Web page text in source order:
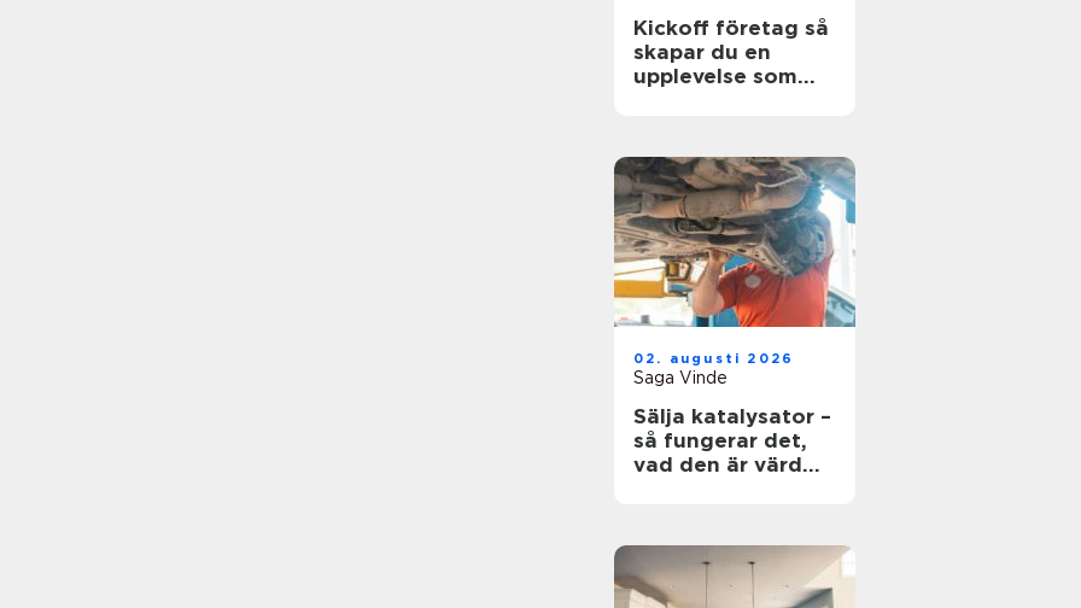
Kickoff företag så
skapar du en
upplevelse som
02. augusti 2026
Saga Vinde
Sälja katalysator –
så fungerar det,
vad den är värd